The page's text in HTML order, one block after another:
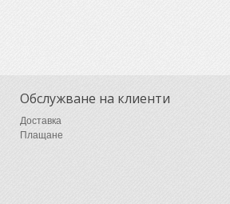
Обслужване на клиенти
Доставка
Плащане